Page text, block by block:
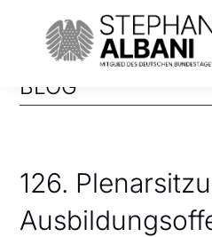
BLOG
126.